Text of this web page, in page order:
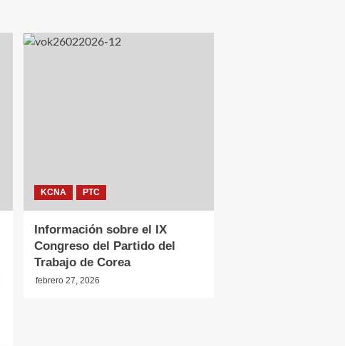
KCNA PTC
Información sobre el IX
Congreso del Partido del
Trabajo de Corea
febrero 27, 2026